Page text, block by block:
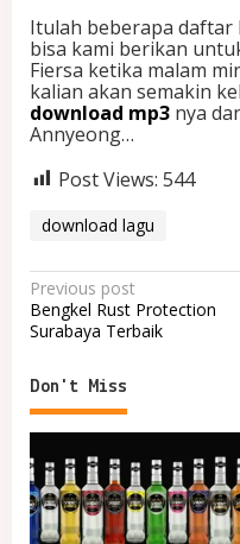
Itulah beberapa daftar
bisa kami berikan
Fiersa ketika malam
kalian akan semakin
download mp3 nya
Annyeong…
Post Views: 544
download lagu
P
o
t
n
a
v
i
Previous post
Bengkel Rust Protection
Surabaya Terbaik
Don't Miss